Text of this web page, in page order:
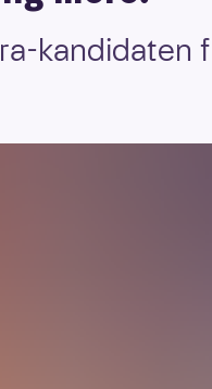
kandidaten